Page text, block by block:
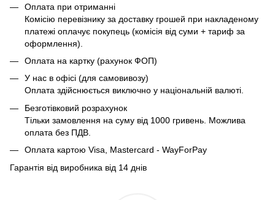
Оплата при отриманні
Комісію перевізнику за доставку грошей при накладеному
платежі оплачує покупець (комісія від суми + тариф за
оформлення).
Оплата на картку (рахунок ФОП)
У нас в офісі (для самовивозу)
Оплата здійснюється виключно у національній валюті.
Безготівковий розрахунок
Тільки замовлення на суму від 1000 гривень. Можлива
оплата без ПДВ.
Оплата картою Visa, Mastercard - WayForPay
Гарантія від виробника від 14 днів